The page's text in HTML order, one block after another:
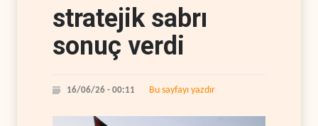
stratejik sabrı
sonuç verdi
16/06/26 - 00:11 Bu sayfayı yazdır